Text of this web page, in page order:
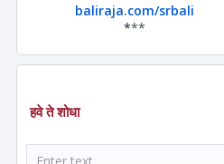
baliraja.com/srbali
***
हवे ते शोधा
शोध